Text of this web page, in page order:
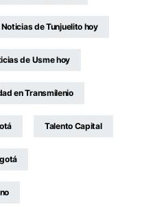
Noticias de Tunjuelito hoy
de Usme hoy
en Transmilenio
Talento Capital